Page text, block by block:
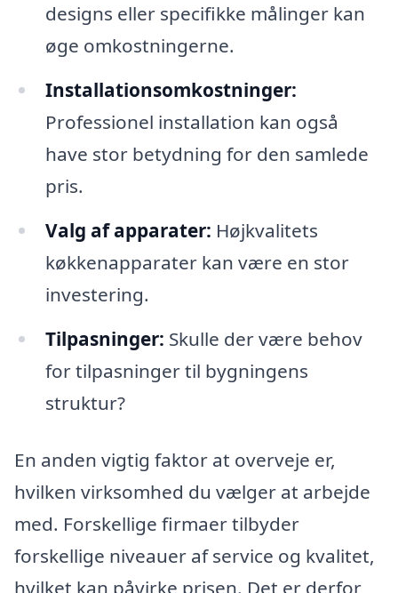
designs eller specifikke målinger kan
øge omkostningerne.
Installationsomkostninger:
Professionel installation kan også
have stor betydning for den samlede
pris.
Valg af apparater: Højkvalitets
køkkenapparater kan være en stor
investering.
Tilpasninger: Skulle der være behov
for tilpasninger til bygningens
struktur?
En anden vigtig faktor at overveje er,
hvilken virksomhed du vælger at arbejde
med. Forskellige firmaer tilbyder
forskellige niveauer af service og kvalitet,
hvilket kan påvirke prisen. Det er derfor